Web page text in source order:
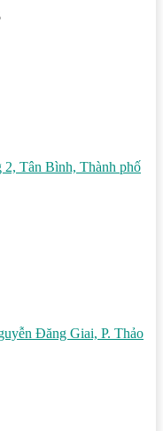
Tân Bình, Thành phố
Đăng Giai, P. Thảo